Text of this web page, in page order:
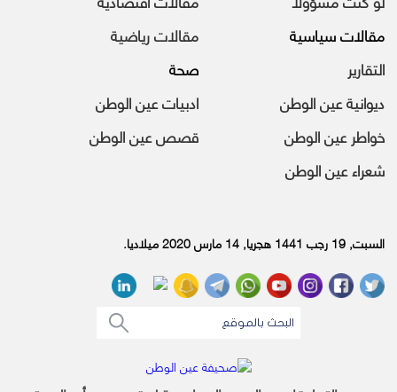
مقالات سياسية
مقالات رياضية
التقارير
صحة
ديوانية عين الوطن
ادبيات عين الوطن
خواطر عين الوطن
قصص عين الوطن
شعراء عين الوطن
السبت, 19 رجب 1441 هجريا, 14 مارس 2020 ميلاديا.